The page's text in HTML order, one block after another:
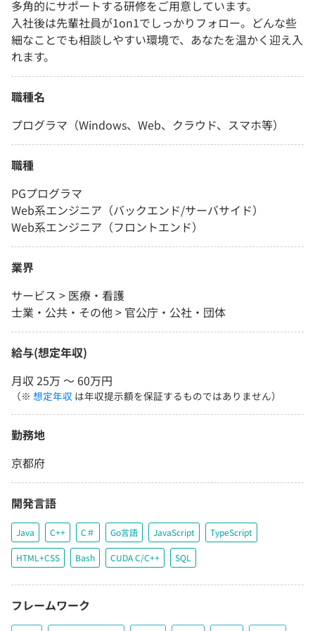
多角的にサポートする研修をご用意しています。
入社後は先輩社員が1on1でしっかりフォロー。どんな些
細なことでも相談しやすい環境で、あなたを温かく迎え入
れます。
職種名
プログラマ（Windows、Web、クラウド、スマホ等）
職種
PGプログラマ
Web系エンジニア（バックエンド/サーバサイド）
Web系エンジニア（フロントエンド）
業界
サービス > 医療・看護
士業・公共・その他 > 官公庁・公社・団体
給与(想定年収)
月収 25万 〜 60万円
（※ 想定年収 は年収提示額を保証するものではありません）
勤務地
京都府
開発言語
Java C++ C＃ Go言語 JavaScript TypeScript
HTML+CSS Bash CUDA C/C++ SQL
フレームワーク